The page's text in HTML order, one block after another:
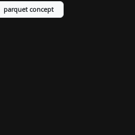
parquet concept